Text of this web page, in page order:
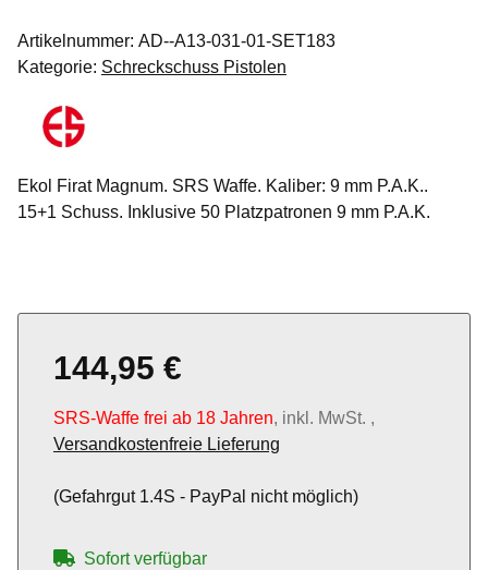
Artikelnummer: AD--A13-031-01-SET183
Kategorie: Schreckschuss Pistolen
Ekol Firat Magnum. SRS Waffe. Kaliber: 9 mm P.A.K..
15+1 Schuss. Inklusive 50 Platzpatronen 9 mm P.A.K.
144,95 €
SRS-Waffe frei ab 18 Jahren, inkl. MwSt. ,
Versandkostenfreie Lieferung
(Gefahrgut 1.4S - PayPal nicht möglich)
Sofort verfügbar